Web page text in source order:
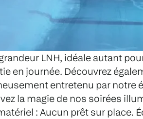
LNH, idéale autant
en journée. Découvrez
entretenu par notre
la magie de nos soirées
: Aucun prêt sur place.